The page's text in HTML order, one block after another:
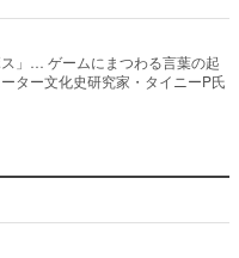
ス」… ゲームにまつわる言葉の起
ター文化史研究家・タイニーP氏